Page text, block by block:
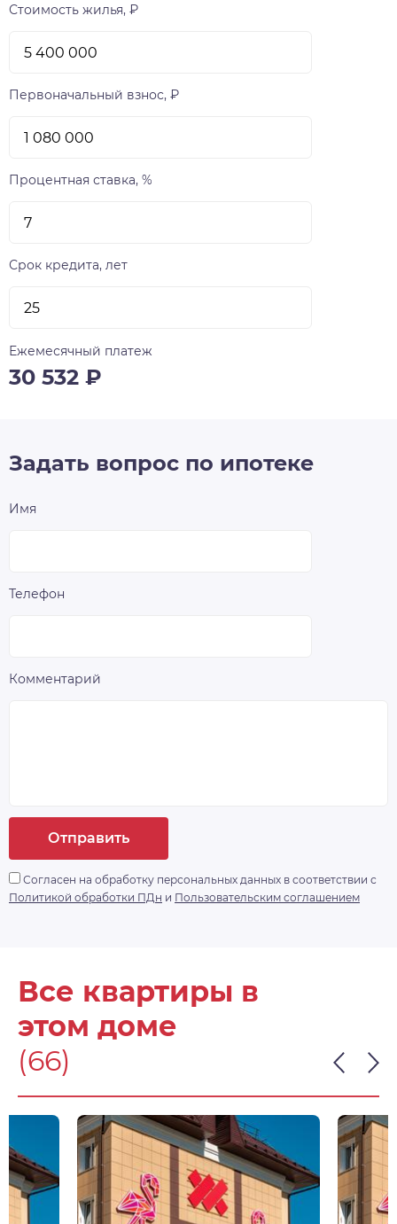
Стоимость жилья, ₽
Первоначальный взнос, ₽
Процентная ставка, %
Срок кредита, лет
Ежемесячный платеж
30 532 ₽
Задать вопрос по ипотеке
Имя
Телефон
Комментарий
Отправить
Согласен на обработку персональных данных в соответствии с
Политикой обработки ПДн и Пользовательским соглашением
Все квартиры в
этом доме
(66)